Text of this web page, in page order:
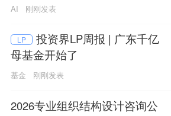
AI 刚刚发表
LP
投资界LP周报 | 广东千亿
母基金开始了
基金 刚刚发表
2026专业组织结构设计咨询公